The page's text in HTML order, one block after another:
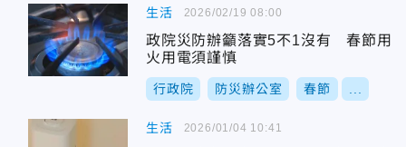
生活
政院災防辦籲落實5不1沒有 春節用
火用電須謹慎
行政院 防災辦公室 春節
2026/02/19 08:00
生活 2026/01/04 10:41